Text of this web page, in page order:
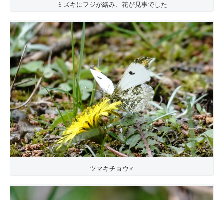
ミズキにフジが絡み、花が見事でした
ツマキチョウ♂